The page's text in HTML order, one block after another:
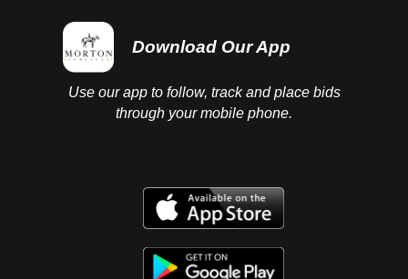
Download Our App
Use our app to follow, track and place bids
through your mobile phone.